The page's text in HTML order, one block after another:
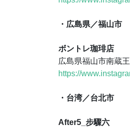
・広島県／福山市
ボントレ珈琲店
広島県福山市南蔵
https://
・台湾／台北市
After5_步驟六